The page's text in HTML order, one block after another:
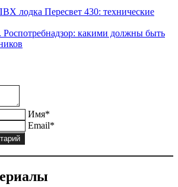
лодка Пересвет 430: технические
Роспотребнадзор: какими должны быть
Имя*
Email*